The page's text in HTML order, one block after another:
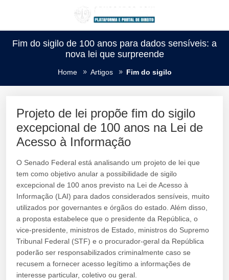
Fim do sigilo de 100 anos para dados sensíveis: a
nova lei que surpreende
Home Artigos Fim do sigilo
Projeto de lei propõe fim do sigilo
excepcional de 100 anos na Lei de
Acesso à Informação
O Senado Federal está analisando um projeto de lei que
tem como objetivo anular a possibilidade de sigilo
excepcional de 100 anos previsto na Lei de Acesso à
Informação (LAI) para dados considerados sensíveis, muito
utilizados por governantes e órgãos do estado. Além disso,
a proposta estabelece que o presidente da República, o
vice-presidente, ministros de Estado, ministros do Supremo
Tribunal Federal (STF) e o procurador-geral da República
poderão ser responsabilizados criminalmente caso se
recusem a fornecer acesso legítimo a informações de
interesse particular, coletivo ou geral.